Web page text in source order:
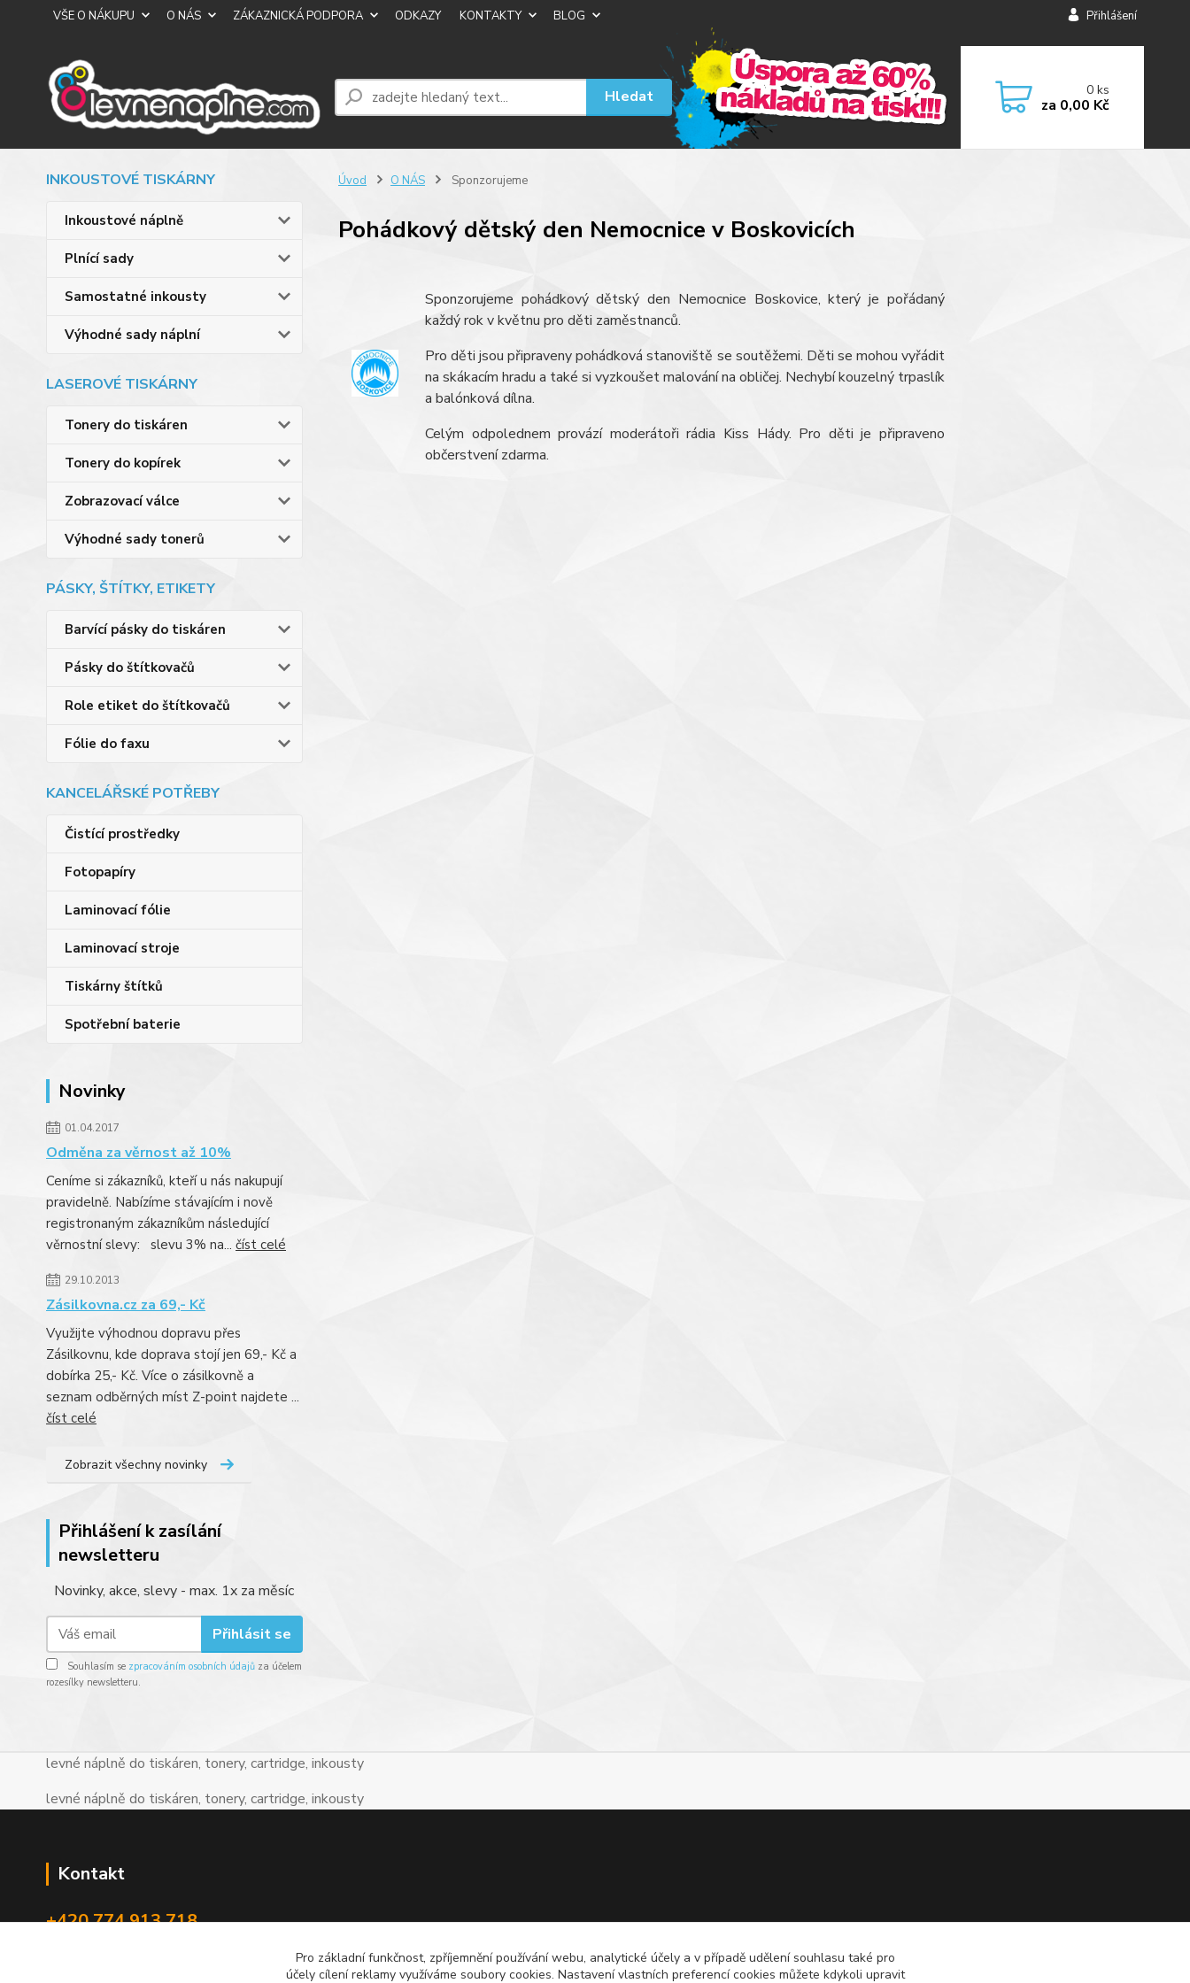
VŠE O NÁKUPU O NÁS ZÁKAZNICKÁ PODPORA ODKAZY KONTAKTY BLOG Přihlášení
Hledat 0ks
za 0,00 Kč
INKOUSTOVÉ TISKÁRNY
Inkoustové náplně
Plnící sady
Samostatné inkousty
Výhodné sady náplní
LASEROVÉ TISKÁRNY
Tonery do tiskáren
Tonery do kopírek
Zobrazovací válce
Výhodné sady tonerů
PÁSKY, ŠTÍTKY, ETIKETY
Barvící pásky do tiskáren
Pásky do štítkovačů
Role etiket do štítkovačů
Fólie do faxu
KANCELÁŘSKÉ POTŘEBY
Čistící prostředky
Fotopapíry
Laminovací fólie
Laminovací stroje
Tiskárny štítků
Spotřební baterie
Novinky
01.04.2017
Odměna za věrnost až 10%
Ceníme si zákazníků, kteří u nás nakupují
pravidelně. Nabízíme stávajícím i nově
registronaným zákazníkům následující
věrnostní slevy: slevu 3% na... číst celé
29.10.2013
Zásilkovna.cz za 69,- Kč
Využijte výhodnou dopravu přes
Zásilkovnu, kde doprava stojí jen 69,- Kč a
dobírka 25,- Kč. Více o zásilkovně a
seznam odběrných míst Z-point najdete ...
číst celé
Zobrazit všechny novinky
Přihlášení k zasílání
newsletteru
Novinky, akce, slevy - max. 1x za měsíc
Přihlásit se
Souhlasím se zpracováním osobních údajů za účelem
rozesílky newsletteru.
Úvod O NÁS Sponzorujeme
Pohádkový dětský den Nemocnice v Boskovicích
Sponzorujeme pohádkový dětský den Nemocnice Boskovice, který je pořádaný
každý rok v květnu pro děti zaměstnanců.
Pro děti jsou připraveny pohádková stanoviště se soutěžemi. Děti se mohou vyřádit
na skákacím hradu a také si vyzkoušet malování na obličej. Nechybí kouzelný trpaslík
a balónková dílna.
Celým odpolednem provází moderátoři rádia Kiss Hády. Pro děti je připraveno
občerstvení zdarma.
levné náplně do tiskáren, tonery, cartridge, inkousty
levné náplně do tiskáren, tonery, cartridge, inkousty
Kontakt
+420 774 913 718
Pro základní funkčnost, zpříjemnění používání webu, analytické účely a v případě udělení souhlasu také pro
účely cílení reklamy využíváme soubory cookies. Nastavení vlastních preferencí cookies můžete kdykoli upravit